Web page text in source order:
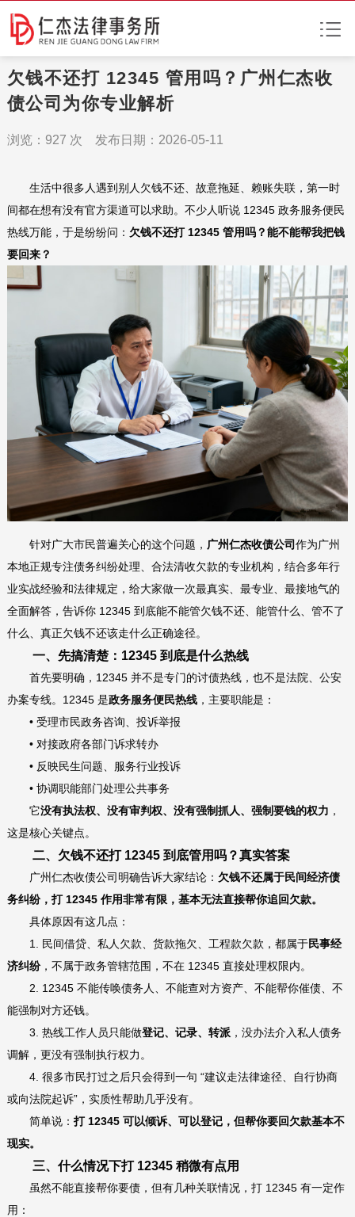
欠钱不还打 12345 管用吗？广州仁杰收
债公司为你专业解析
浏览： 927 次 发布日期：2026-05-11
生活中很多人遇到别人欠钱不还、故意拖延、赖账失联，第一时
间都在想有没有官方渠道可以求助。不少人听说 12345 政务服务便民
热线万能，于是纷纷问： 欠钱不还打 12345 管用吗？能不能帮我把钱
要回来？
针对广大市民普遍关心的这个问题， 广州仁杰收债公司作为广州
本地正规专注债务纠纷处理、合法清收欠款的专业机构，结合多年行
业实战经验和法律规定，给大家做一次最真实、最专业、最接地气的
全面解答，告诉你 12345 到底能不能管欠钱不还、能管什么、管不了
什么、真正欠钱不还该走什么正确途径。
一、先搞清楚：12345 到底是什么热线
首先要明确，12345 并不是专门的讨债热线，也不是法院、公安
办案专线。12345 是政务服务便民热线，主要职能是：
• 受理市民政务咨询、投诉举报
• 对接政府各部门诉求转办
• 反映民生问题、服务行业投诉
• 协调职能部门处理公共事务
它没有执法权、没有审判权、没有强制抓人、强制要钱的权力 ，
这是核心关键点。
二、欠钱不还打 12345 到底管用吗？真实答案
广州仁杰收债公司明确告诉大家结论： 欠钱不还属于民间经济债
务纠纷，打 12345 作用非常有限，基本无法直接帮你追回欠款。
具体原因有这几点：
1. 民间借贷、私人欠款、货款拖欠、工程款欠款，都属于民事经
济纠纷，不属于政务管辖范围，不在 12345 直接处理权限内。
2. 12345 不能传唤债务人、不能查对方资产、不能帮你催债、不
能强制对方还钱。
3. 热线工作人员只能做登记、记录、转派，没办法介入私人债务
调解，更没有强制执行权力。
4. 很多市民打过之后只会得到一句 “建议走法律途径、自行协商
或向法院起诉”，实质性帮助几乎没有。
简单说： 打 12345 可以倾诉、可以登记，但帮你要回欠款基本不
现实。
三、什么情况下打 12345 稍微有点用
虽然不能直接帮你要债，但有几种关联情况，打 12345 有一定作
用：